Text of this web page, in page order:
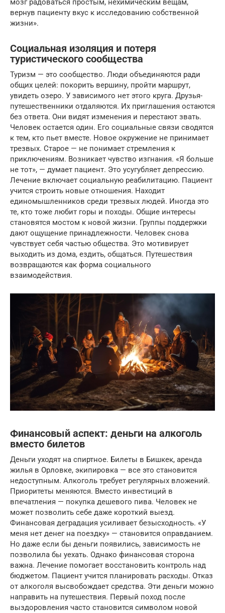
мозг радоваться простым, нехимическим вещам,
вернув пациенту вкус к исследованию собственной
жизни».
Социальная изоляция и потеря
туристического сообщества
Туризм — это сообщество. Люди объединяются ради
общих целей: покорить вершину, пройти маршрут,
увидеть озеро. У зависимого нет этого круга. Друзья-
путешественники отдаляются. Их приглашения остаются
без ответа. Они видят изменения и перестают звать.
Человек остается один. Его социальные связи сводятся
к тем, кто пьет вместе. Новое окружение не принимает
трезвых. Старое — не понимает стремления к
приключениям. Возникает чувство изгнания. «Я больше
не тот», — думает пациент. Это усугубляет депрессию.
Лечение включает социальную реабилитацию. Пациент
учится строить новые отношения. Находит
единомышленников среди трезвых людей. Иногда это
те, кто тоже любит горы и походы. Общие интересы
становятся мостом к новой жизни. Группы поддержки
дают ощущение принадлежности. Человек снова
чувствует себя частью общества. Это мотивирует
выходить из дома, ездить, общаться. Путешествия
возвращаются как форма социального
взаимодействия.
Финансовый аспект: деньги на алкоголь
вместо билетов
Деньги уходят на спиртное. Билеты в Бишкек, аренда
жилья в Орловке, экипировка — все это становится
недоступным. Алкоголь требует регулярных вложений.
Приоритеты меняются. Вместо инвестиций в
впечатления — покупка дешевого пива. Человек не
может позволить себе даже короткий выезд.
Финансовая деградация усиливает безысходность. «У
меня нет денег на поездку» — становится оправданием.
Но даже если бы деньги появились, зависимость не
позволила бы уехать. Однако финансовая сторона
важна. Лечение помогает восстановить контроль над
бюджетом. Пациент учится планировать расходы. Отказ
от алкоголя высвобождает средства. Эти деньги можно
направить на путешествия. Первый поход после
выздоровления часто становится символом новой